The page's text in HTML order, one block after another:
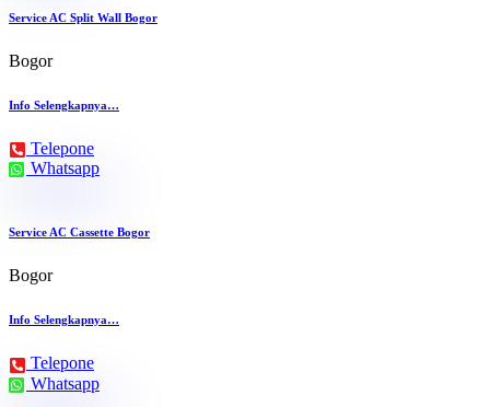
Service AC Split Wall Bogor
Bogor
Info Selengkapnya…
Telepone
Whatsapp
Service AC Cassette Bogor
Bogor
Info Selengkapnya…
Telepone
Whatsapp